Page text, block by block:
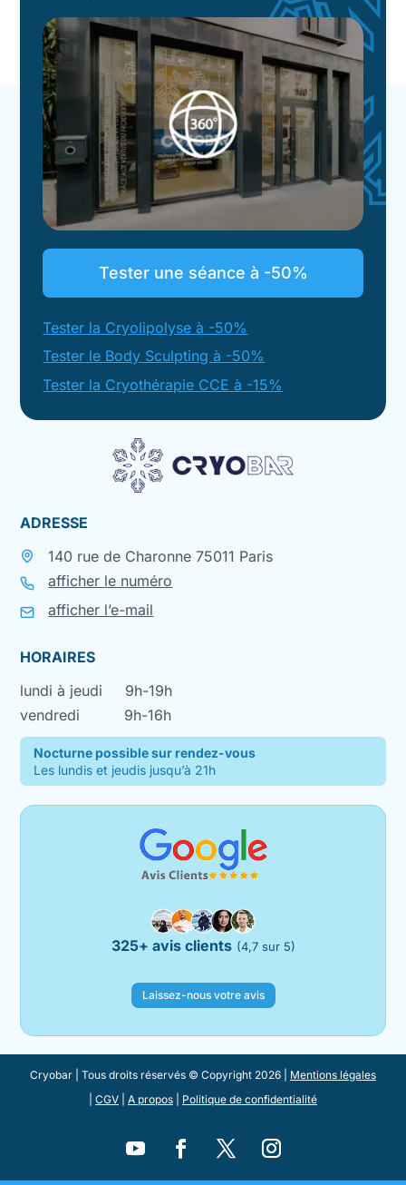
Tester une séance à -50%
Tester la Cryolipolyse à -50%
Tester le Body Sculpting à -50%
Tester la Cryothérapie CCE à -15%
ADRESSE
140 rue de Charonne 75011 Paris
afficher le numéro
afficher l’e-mail
HORAIRES
lundi à jeudi
9h-19h
vendredi
9h-16h
Nocturne possible sur rendez-vous
Les lundis et jeudis jusqu’à 21h
325+ avis clients (4,7 sur 5)
Laissez-nous votre avis
Cryobar | Tous droits réservés © Copyright 2026 | Mentions légales
CGV A propos Politique de confidentialité